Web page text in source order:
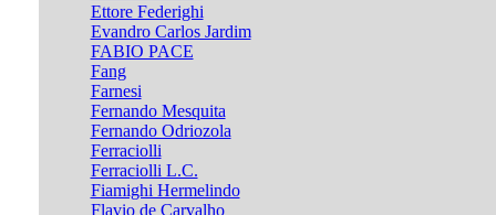
Ettore Federighi
Evandro Carlos Jardim
FABIO PACE
Fang
Farnesi
Fernando Mesquita
Fernando Odriozola
Ferraciolli
Ferraciolli L.C.
Fiamighi Hermelindo
Flavio de Carvalho